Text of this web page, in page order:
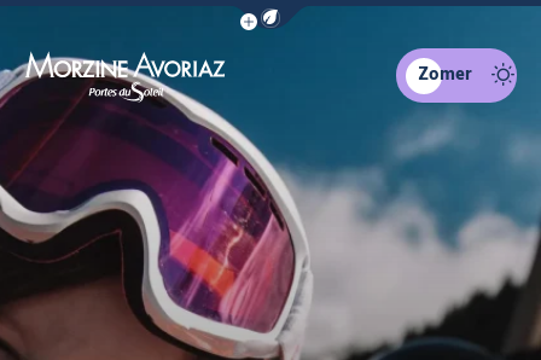
Navigatiebalk eco-modus
Morzine Avoriaz
Zomer